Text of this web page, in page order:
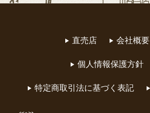
直売店 会社概要
個人情報保護方針
特定商取引法に基づく表記